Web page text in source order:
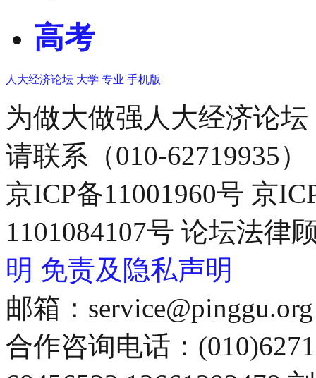
高考
人大经济论坛 大学 专业 手机版
为做大做强人大经济论
请联系（010-62719935）
京ICP备11001960号 京
1101084107号 论坛法律
明 免责及隐私声明
邮箱：service@pinggu.org
合作咨询电话：